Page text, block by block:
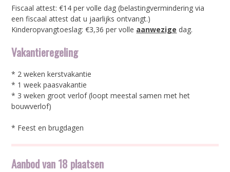
Fiscaal attest: €14 per volle dag (belastingvermindering via
een fiscaal attest dat u jaarlijks ontvangt.)
Kinderopvangtoeslag: €3,36 per volle aanwezige dag.
Vakantieregeling
* 2 weken kerstvakantie
* 1 week paasvakantie
* 3 weken groot verlof (loopt meestal samen met het
bouwverlof)
* Feest en brugdagen
Aanbod van 18 plaatsen